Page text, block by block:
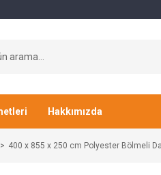
Hakkımızda
400 x 855 x 250 cm Polyester Bölmeli